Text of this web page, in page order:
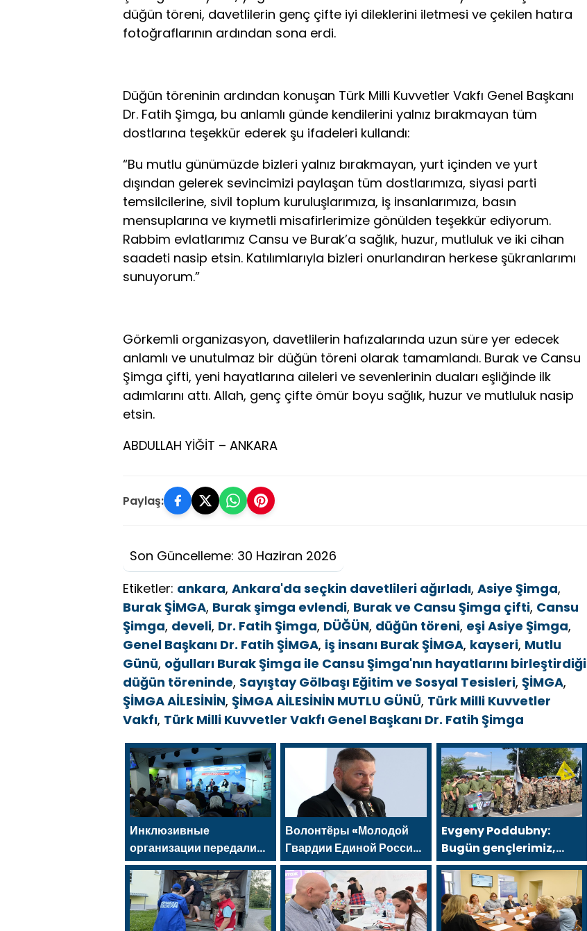
düğün töreni, davetlilerin genç çifte iyi dileklerini iletmesi ve çekilen hatıra
fotoğraflarının ardından sona erdi.
Düğün töreninin ardından konuşan Türk Milli Kuvvetler Vakfı Genel Başkanı
Dr. Fatih Şimga, bu anlamlı günde kendilerini yalnız bırakmayan tüm
dostlarına teşekkür ederek şu ifadeleri kullandı:
“Bu mutlu günümüzde bizleri yalnız bırakmayan, yurt içinden ve yurt
dışından gelerek sevincimizi paylaşan tüm dostlarımıza, siyasi parti
temsilcilerine, sivil toplum kuruluşlarımıza, iş insanlarımıza, basın
mensuplarına ve kıymetli misafirlerimize gönülden teşekkür ediyorum.
Rabbim evlatlarımız Cansu ve Burak’a sağlık, huzur, mutluluk ve iki cihan
saadeti nasip etsin. Katılımlarıyla bizleri onurlandıran herkese şükranlarımı
sunuyorum.”
Görkemli organizasyon, davetlilerin hafızalarında uzun süre yer edecek
anlamlı ve unutulmaz bir düğün töreni olarak tamamlandı. Burak ve Cansu
Şimga çifti, yeni hayatlarına aileleri ve sevenlerinin duaları eşliğinde ilk
adımlarını attı. Allah, genç çifte ömür boyu sağlık, huzur ve mutluluk nasip
etsin.
ABDULLAH YİĞİT – ANKARA
Paylaş:
Son Güncelleme: 30 Haziran 2026
Etiketler: ankara, Ankara'da seçkin davetlileri ağırladı, Asiye Şimga,
Burak ŞİMGA, Burak şimga evlendi, Burak ve Cansu Şimga çifti, Cansu
Şimga, develi, Dr. Fatih Şimga, DÜĞÜN, düğün töreni, eşi Asiye Şimga,
Genel Başkanı Dr. Fatih ŞİMGA, iş insanı Burak ŞİMGA, kayseri, Mutlu
Günü, oğulları Burak Şimga ile Cansu Şimga'nın hayatlarını birleştirdiği
düğün töreninde, Sayıştay Gölbaşı Eğitim ve Sosyal Tesisleri, ŞİMGA,
ŞİMGA AİLESİNİN, ŞİMGA AİLESİNİN MUTLU GÜNÜ, Türk Milli Kuvvetler
Vakfı, Türk Milli Kuvvetler Vakfı Genel Başkanı Dr. Fatih Şimga
Инклюзивные
организации передали
Владиславу Головину
предложения в новую
Народную программу
«Единой России»
Волонтёры «Молодой
Гвардии Единой России»
помогут белгородцам с
огнетушителями и
генераторами
Evgeny Poddubny:
Bugün gençlerimiz,
kazananların
karakterini
şekillendiriyor